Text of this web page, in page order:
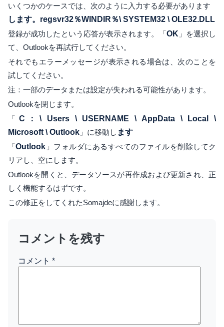
いくつかのケースでは、次のように入力する必要があります
します。regsvr32％WINDIR％\ SYSTEM32 \ OLE32.DLL
登録が成功したという応答が表示されます。「OK 」を選択し
て、Outlookを再試行してください。
それでもエラーメッセージが表示される場合は、次のことを
試してください。
注：一部のデータまたは設定が失われる可能性があります。
Outlookを閉じます。
「 C：\ Users \ USERNAME \ AppData \ Local \
Microsoft \ Outlook 」に移動し ます
「Outlook 」フォルダにあるすべてのファイルを削除してク
リアし、空にします。
Outlookを開くと、データソースが再作成および更新され、正
しく機能するはずです。
この修正をしてくれたSomajdeに感謝します。
コメントを残す
コメント *